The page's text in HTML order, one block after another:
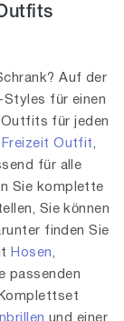
Auf der
für einen
Outfits für jeden
Freizeit Outfit
für alle
Sie komplette
Sie können
finden Sie
Hosen
passenden
und einer